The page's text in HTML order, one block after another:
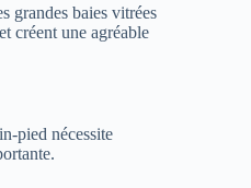
grandes baies vitrées
créent une agréable
pied nécessite